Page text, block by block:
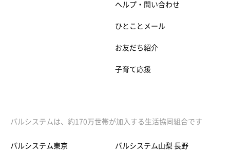
ヘルプ・問い合わせ
ひとことメール
お友だち紹介
子育て応援
パルシステムは、約170万世帯が加入する生活協同組合です
パルシステム東京 パルシステム山梨 長野